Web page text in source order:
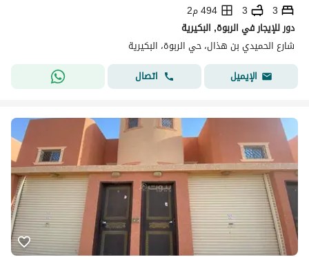
3
3
494 م2
دور للإيجار في الربوة, البكيرية
شارع الحميدي بن هذال، حي الربوة، البكيرية
الإيميل
اتصال